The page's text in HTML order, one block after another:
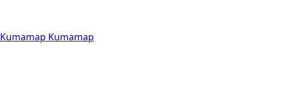
Kumamap Kumamap